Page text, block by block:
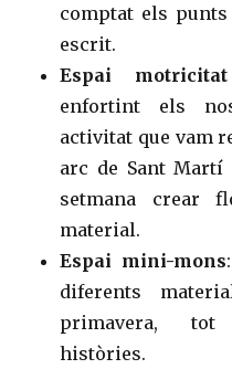
comptat els punts
escrit.
Espai
enfortint els
activitat que vam
arc de Sant Martí
setmana crear
material.
Espai mini-mons
diferents
primavera, tot
històries.